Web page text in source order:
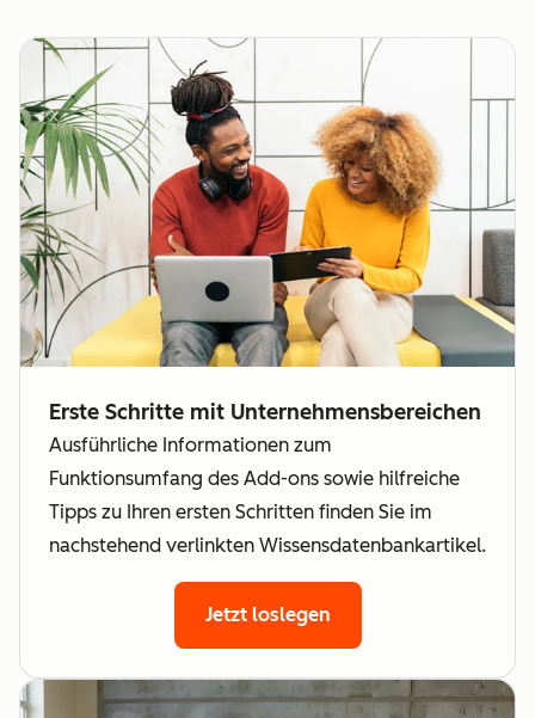
Erste Schritte mit Unternehmensbereichen
Ausführliche Informationen zum
Funktionsumfang des Add-ons sowie hilfreiche
Tipps zu Ihren ersten Schritten finden Sie im
nachstehend verlinkten Wissensdatenbankartikel.
Jetzt loslegen